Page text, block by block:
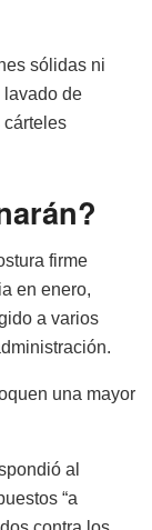
sólidas ni
lavado de
cárteles
firme
en enero,
a varios
una mayor
al
“a